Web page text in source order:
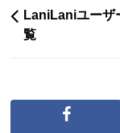
LaniLaniユー
覧